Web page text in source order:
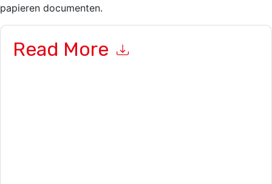
papieren documenten.
Read More